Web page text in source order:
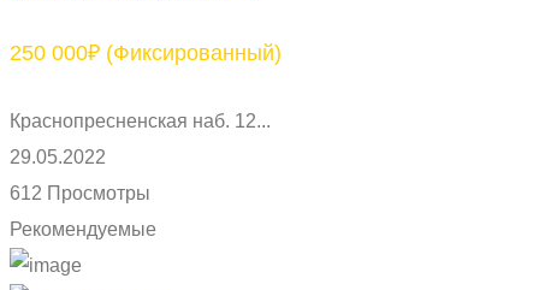
250 000₽ (Фиксированный)
Краснопресненская наб. 12...
29.05.2022
612 Просмотры
Рекомендуемые